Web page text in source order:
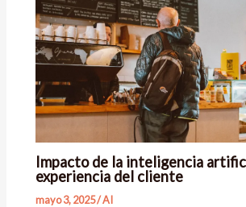
Impacto de la inteligencia
experiencia del cliente
mayo 3, 2025/AI